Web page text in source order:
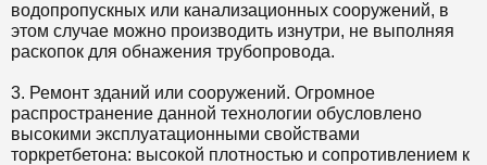
водопропускных или канализационных сооружений, в
этом случае можно производить изнутри, не выполняя
раскопок для обнажения трубопровода.
3. Ремонт зданий или сооружений. Огромное
распространение данной технологии обусловлено
высокими эксплуатационными свойствами
торкретбетона: высокой плотностью и сопротивлением к